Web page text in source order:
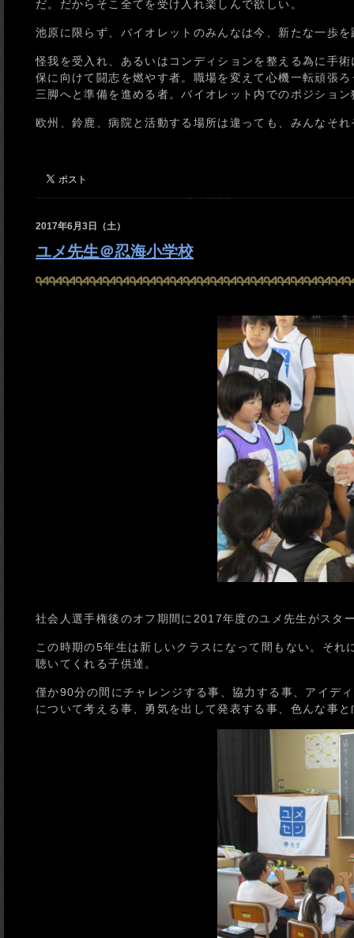
だ。だからそこ全てを受け入れ楽しんで欲しい。
池原に限らず、バイオレットのみんなは今、新たな一歩
怪我を受入れ、あるいはコンディションを整える為に手
保に向けて闘志を燃やす者。職場を変えて心機一転頑張
三脚へと準備を進める者。バイオレット内でのポジショ
欧州、鈴鹿、病院と活動する場所は違っても、みんなそ
2017年6月3日（土）
ユメ先生＠忍海小学校
社会人選手権後のオフ期間に2017年度のユメ先生がスタ
この時期の5年生は新しいクラスになって間もない。そ
聴いてくれる子供達。
僅か90分の間にチャレンジする事、協力する事、アイデ
について考える事、勇気を出して発表する事、色んな事